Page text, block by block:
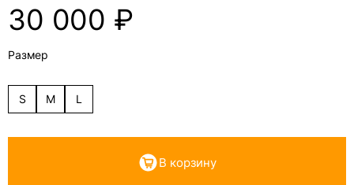
30 000 ₽
Размер
S M L
В корзину